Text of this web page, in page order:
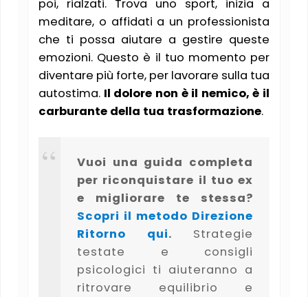
poi, rialzati. Trova uno sport, inizia a
meditare, o affidati a un professionista
che ti possa aiutare a gestire queste
emozioni. Questo è il tuo momento per
diventare più forte, per lavorare sulla tua
autostima. Il dolore non è il nemico, è il
carburante della tua trasformazione.
Vuoi una guida completa
per riconquistare il tuo ex
e migliorare te stessa?
Scopri il metodo Direzione
Ritorno qui. Strategie
testate e consigli
psicologici ti aiuteranno a
ritrovare equilibrio e